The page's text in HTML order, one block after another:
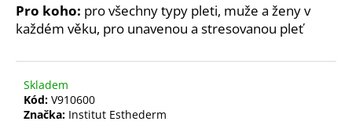
Pro koho: pro všechny typy pleti, muže a ženy v
každém věku, pro unavenou a stresovanou pleť
Skladem
Kód: V910600
Značka: Institut Esthederm